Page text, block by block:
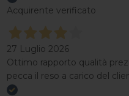
Acquirente verificato
27 Luglio 2026
Ottimo rapporto qualità
pecca il reso a carico del